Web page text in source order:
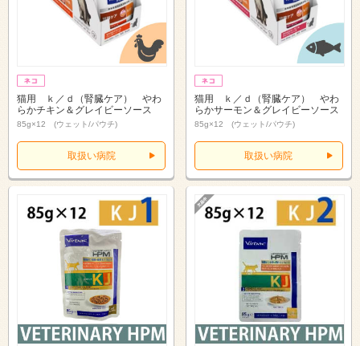
猫用 ｋ／ｄ（腎臓ケア） やわ
らかチキン＆グレイビーソース
85g×12 (ウェット/パウチ)
取扱い病院
猫用 ｋ／ｄ（腎臓ケア） やわ
らかサーモン＆グレイビーソース
85g×12 (ウェット/パウチ)
取扱い病院